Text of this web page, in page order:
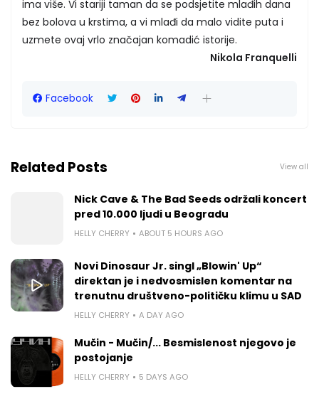
ima više. Vi stariji taman da se podsjetite mlađih dana
bez bolova u krstima, a vi mlađi da malo vidite puta i
uzmete ovaj vrlo značajan komadić istorije.
Nikola Franquelli
Facebook
Related Posts View all
Nick Cave & The Bad Seeds održali koncert
pred 10.000 ljudi u Beogradu
HELLY CHERRY ABOUT 5 HOURS AGO
Novi Dinosaur Jr. singl „Blowin' Up“
direktan je i nedvosmislen komentar na
trenutnu društveno-političku klimu u SAD
HELLY CHERRY A DAY AGO
Mučin - Mučin/... Besmislenost njegovo je
postojanje
HELLY CHERRY 5 DAYS AGO